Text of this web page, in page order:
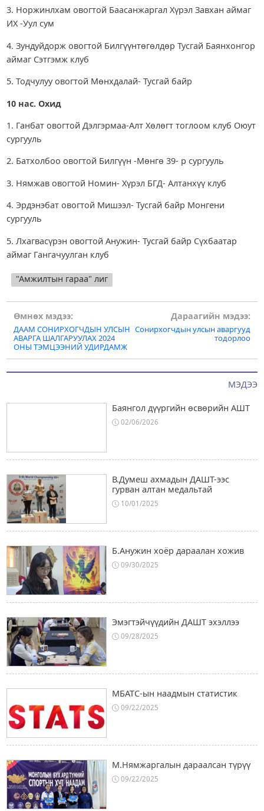
МЭДЭЭ
Баянгол дүүргийн өсвөрийн АШТ
02/06/2026
В.Думеш ахмадын ДАШТ-ээс
гурван алтан медальтай
10/01/2025
Б.Анужин хоёр дараалан хожив
09/30/2025
Эмэгтэйчүүдийн ДАШТ эхэллээ
09/28/2025
МБАТС-ын наадмын статистик
09/22/2025
М.Нямжаргалын дараалсан түрүү
09/22/2025
3. Норжинлхам овогтой Баасанжаргал Хүрэл Завхан аймаг
ИХ -Уул сум
4. Зундуйдорж овогтой Билгүүнтөгөлдөр Тусгай Баянхонгор
аймаг Сэтгэмж клуб
5. Тодчулуу овогтой Мөнхдалай- Тусгай байр
10 нас. Охид
1. Ганбат овогтой Дэлгэрмаа-Алт Хөлөгт тоглоом клуб Оюут
сургууль
2. Батхолбоо овогтой Билгүүн -Мөнгө 39- р сургууль
3. Нямжав овогтой Номин- Хүрэл БГД- Алтанхүү клуб
4. Эрдэнэбат овогтой Мишээл- Тусгай байр Монгени
сургууль
5. Лхагвасүрэн овогтой Анужин- Тусгай байр Сүхбаатар
аймаг Гангачуулган клуб
"Амжилтын гараа" лиг
Post
navigation
Өмнөх мэдээ:
ДААМ СОНИРХОГЧДЫН УЛСЫН
АВАРГА ШАЛГАРУУЛАХ 2024
ОНЫ ТЭМЦЭЭНИЙ УДИРДАМЖ
Дараагийн мэдээ:
Сонирхогчдын улсын аваргууд
тодорлоо